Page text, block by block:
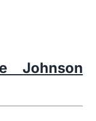
Johnson